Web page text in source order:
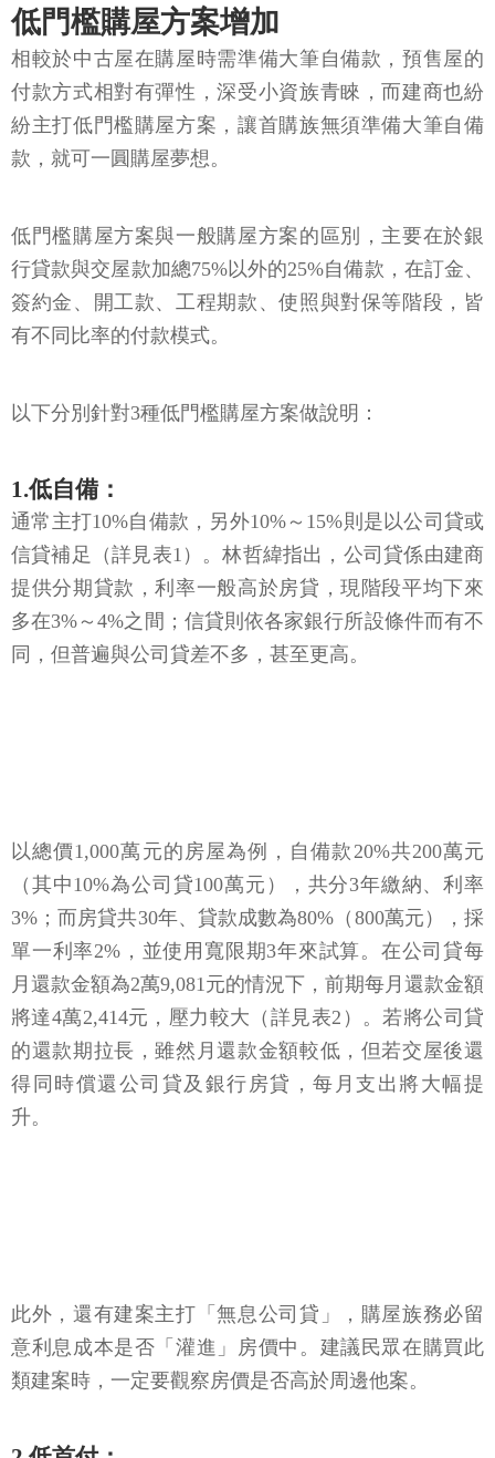
低門檻購屋方案增加
相較於中古屋在購屋時需準備大筆自備款，預售屋的
付款方式相對有彈性，深受小資族青睞，而建商也紛
紛主打低門檻購屋方案，讓首購族無須準備大筆自備
款，就可一圓購屋夢想。
低門檻購屋方案與一般購屋方案的區別，主要在於銀
行貸款與交屋款加總75%以外的25%自備款，在訂金、
簽約金、開工款、工程期款、使照與對保等階段，皆
有不同比率的付款模式。
以下分別針對3種低門檻購屋方案做說明：
1.低自備：
通常主打10%自備款，另外10%～15%則是以公司貸或
信貸補足（詳見表1）。林哲緯指出，公司貸係由建商
提供分期貸款，利率一般高於房貸，現階段平均下來
多在3%～4%之間；信貸則依各家銀行所設條件而有不
同，但普遍與公司貸差不多，甚至更高。
以總價1,000萬元的房屋為例，自備款20%共200萬元
（其中10%為公司貸100萬元），共分3年繳納、利率
3%；而房貸共30年、貸款成數為80%（800萬元），採
單一利率2%，並使用寬限期3年來試算。在公司貸每
月還款金額為2萬9,081元的情況下，前期每月還款金額
將達4萬2,414元，壓力較大（詳見表2）。若將公司貸
的還款期拉長，雖然月還款金額較低，但若交屋後還
得同時償還公司貸及銀行房貸，每月支出將大幅提
升。
此外，還有建案主打「無息公司貸」，購屋族務必留
意利息成本是否「灌進」房價中。建議民眾在購買此
類建案時，一定要觀察房價是否高於周邊他案。